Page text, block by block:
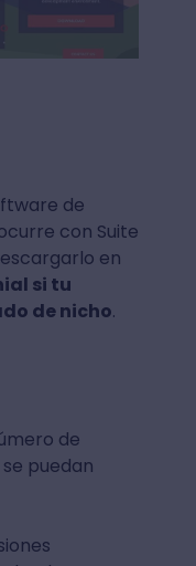
de
con Suite
en
si tu
de nicho.
de
puedan